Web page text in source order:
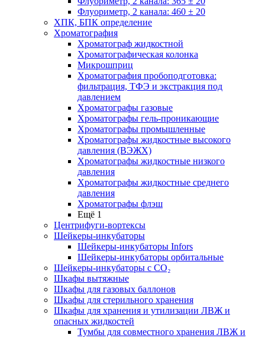
Флуориметр, 2 канала: 460 ± 20
ХПК, БПК определение
Хроматография
Хроматограф жидкостной
Хроматографическая колонка
Микрошприц
Хроматография пробоподготовка:
фильтрация, ТФЭ и экстракция под
давлением
Хроматографы газовые
Хроматографы гель-проникающие
Хроматографы промышленные
Хроматографы жидкостные высокого
давления (ВЭЖХ)
Хроматографы жидкостные низкого
давления
Хроматографы жидкостные среднего
давления
Хроматографы флэш
Ещё 1
Центрифуги-вортексы
Шейкеры-инкубаторы
Шейкеры-инкубаторы Infors
Шейкеры-инкубаторы орбитальные
Шейкеры-инкубаторы с CО₂
Шкафы вытяжные
Шкафы для газовых баллонов
Шкафы для стерильного хранения
Шкафы для хранения и утилизации ЛВЖ и
опасных жидкостей
Тумбы для совместного хранения ЛВЖ и